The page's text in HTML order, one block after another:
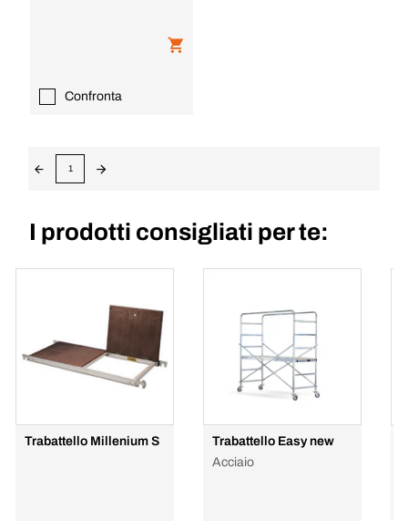
Confronta
1
I prodotti consigliati per te:
Trabattello Millenium S
Trabattello Easy new
Acciaio